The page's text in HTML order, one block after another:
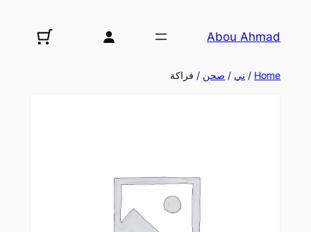
Abou Ahmad
Home
/ ني / صحن / فراكة